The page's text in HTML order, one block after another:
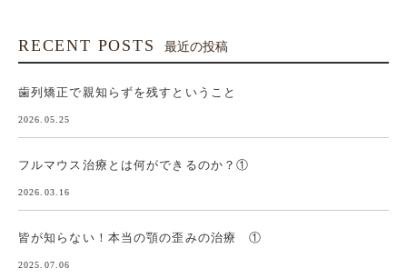
RECENT POSTS 最近の投稿
歯列矯正で親知らずを残すということ
2026.05.25
フルマウス治療とは何ができるのか？①
2026.03.16
皆が知らない！本当の顎の歪みの治療 ①
2025.07.06